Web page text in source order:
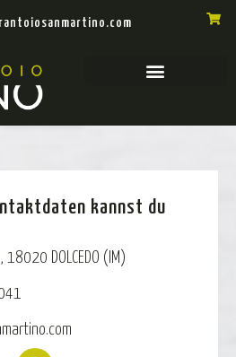
kannst du
DOLCEDO (IM)